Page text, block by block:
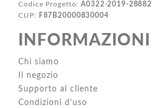
Codice Progetto:A0322-2019-28882
CUP:
F87B20000830004
INFORMAZIONI
Chi siamo
Il negozio
Supporto al cliente
Condizioni d'uso